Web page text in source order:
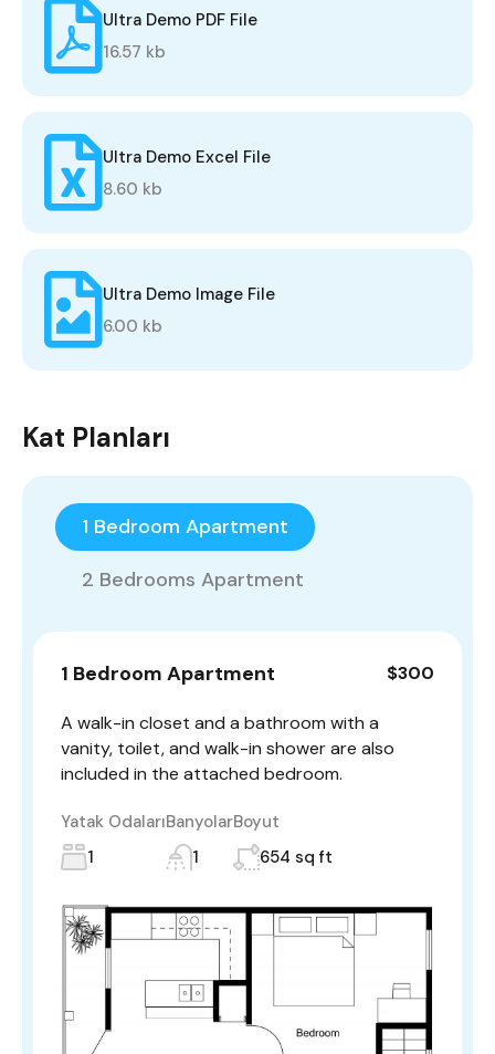
Ultra Demo PDF File
16.57 kb
Ultra Demo Excel File
8.60 kb
Ultra Demo Image File
6.00 kb
Kat Planları
1 Bedroom Apartment
2 Bedrooms Apartment
1 Bedroom Apartment $300
A walk-in closet and a bathroom with a
vanity, toilet, and walk-in shower are also
included in the attached bedroom.
Yatak Odaları
1
Banyolar
1
Boyut
654 sq ft